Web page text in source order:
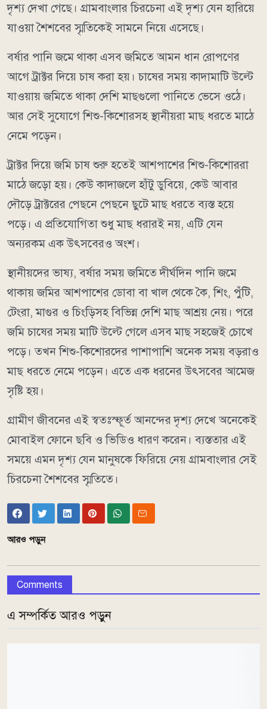
দৃশ্য দেখা গেছে। গ্রামবাংলার চিরচেনা এই দৃশ্য যেন হারিয়ে
যাওয়া শৈশবের স্মৃতিকেই সামনে নিয়ে এসেছে।
বর্ষার পানি জমে থাকা এসব জমিতে আমন ধান রোপণের
আগে ট্রাক্টর দিয়ে চাষ করা হয়। চাষের সময় কাদামাটি উল্টে
যাওয়ায় জমিতে থাকা দেশি মাছগুলো পানিতে ভেসে ওঠে।
আর সেই সুযোগে শিশু-কিশোরসহ স্থানীয়রা মাছ ধরতে মাঠে
নেমে পড়েন।
ট্রাক্টর দিয়ে জমি চাষ শুরু হতেই আশপাশের শিশু-কিশোররা
মাঠে জড়ো হয়। কেউ কাদাজলে হাঁটু ডুবিয়ে, কেউ আবার
দৌড়ে ট্রাক্টরের পেছনে পেছনে ছুটে মাছ ধরতে ব্যস্ত হয়ে
পড়ে। এ প্রতিযোগিতা শুধু মাছ ধরারই নয়, এটি যেন
অন্যরকম এক উৎসবেরও অংশ।
স্থানীয়দের ভাষ্য, বর্ষার সময় জমিতে দীর্ঘদিন পানি জমে
থাকায় জমির আশপাশের ডোবা বা খাল থেকে কৈ, শিং, পুঁটি,
টেংরা, মাগুর ও চিংড়িসহ বিভিন্ন দেশি মাছ আশ্রয় নেয়। পরে
জমি চাষের সময় মাটি উল্টে গেলে এসব মাছ সহজেই চোখে
পড়ে। তখন শিশু-কিশোরদের পাশাপাশি অনেক সময় বড়রাও
মাছ ধরতে নেমে পড়েন। এতে এক ধরনের উৎসবের আমেজ
সৃষ্টি হয়।
গ্রামীণ জীবনের এই স্বতঃস্ফূর্ত আনন্দের দৃশ্য দেখে অনেকেই
মোবাইল ফোনে ছবি ও ভিডিও ধারণ করেন। ব্যস্ততার এই
সময়ে এমন দৃশ্য যেন মানুষকে ফিরিয়ে নেয় গ্রামবাংলার সেই
চিরচেনা শৈশবের স্মৃতিতে।
আরও পড়ুন
Comments
এ সম্পর্কিত আরও পড়ুন